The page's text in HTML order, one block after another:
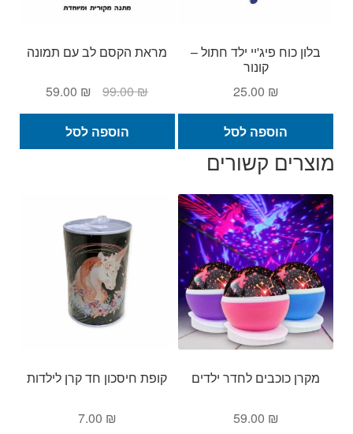
בלון כוח פיג'יי ילד חתול –
קונור
25.00 ₪
הוספה לסל
מראת הקסם לב עם תמונה
99.00₪
המחיר
המקורי
היה:
99.00 ₪.
59.00 ₪
המחיר
הנוכחי
59.00 ₪.
הוספה לסל
מוצרים קשורים
מקרן כוכבים לחדר ילדים
59.00 ₪
קופת חיסכון חד קרן לילדות
7.00 ₪